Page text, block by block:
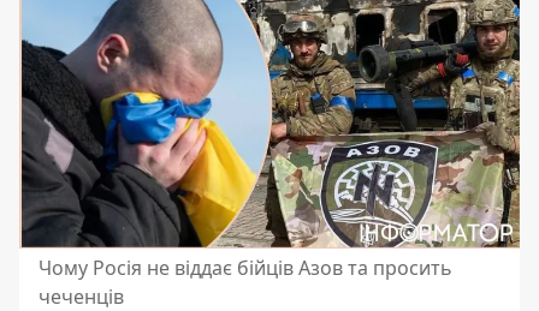
Чому Росія не віддає бійців Азов та просить
чеченців